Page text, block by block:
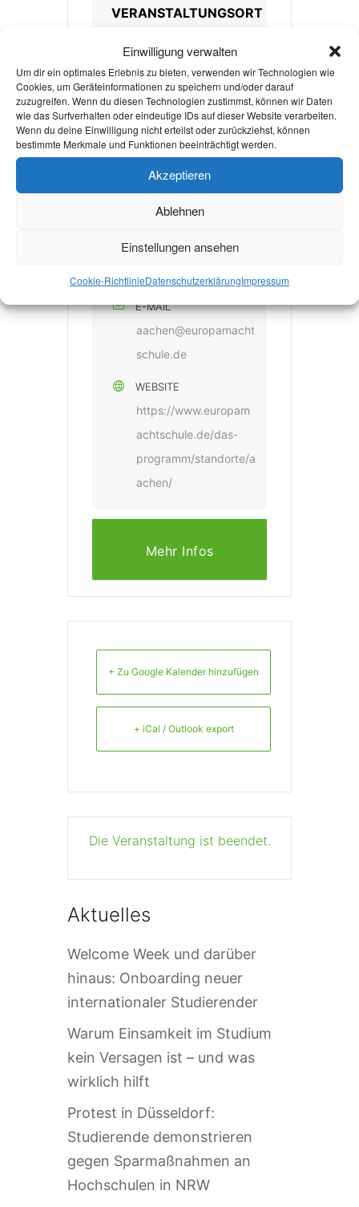
Einwilligung verwalten
Um dir ein optimales Erlebnis zu bieten, verwenden wir Technologien wie
Cookies, um Geräteinformationen zu speichern und/oder darauf
zuzugreifen. Wenn du diesen Technologien zustimmst, können wir Daten
wie das Surfverhalten oder eindeutige IDs auf dieser Website verarbeiten.
Wenn du deine Einwilligung nicht erteilst oder zurückziehst, können
bestimmte Merkmale und Funktionen beeinträchtigt werden.
Akzeptieren
Ablehnen
Einstellungen ansehen
Cookie-RichtlinieDatenschutzerklärungImpressum
VERANSTALTUNGSORT
Pontstraße 41, 52062
Aachen
KATEGORIE
VERANSTALTER
EUROPA MACHT
SCHULE AACHEN
E-MAIL
aachen@europamacht
schule.de
WEBSITE
https://www.europam
achtschule.de/das-
programm/standorte/a
achen/
Mehr Infos
+ Zu Google Kalender hinzufügen
+ iCal / Outlook export
Die Veranstaltung ist beendet.
Aktuelles
Welcome Week und darüber
hinaus: Onboarding neuer
internationaler Studierender
Warum Einsamkeit im Studium
kein Versagen ist – und was
wirklich hilft
Protest in Düsseldorf:
Studierende demonstrieren
gegen Sparmaßnahmen an
Hochschulen in NRW